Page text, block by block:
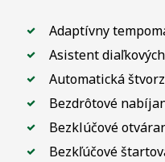
Adaptívny
Asistent
Automatická
Bezdrôtové
Bezklúčové
Bezkľúčové